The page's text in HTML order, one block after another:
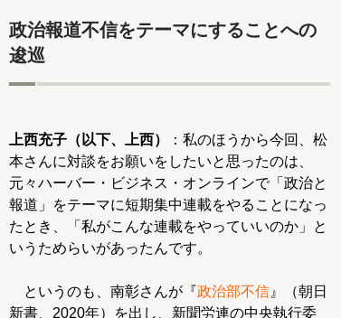
政治報道不信をテーマにすることへの
逡巡
上西充子（以下、上西）
：私のほうから今回、松
本さんに対談をお願いをしたいと思ったのは、
元々ハーバー・ビジネス・オンラインで「政治と
報道」をテーマに短期集中連載をやることになっ
たとき、「私がこんな連載をやっていいのか」と
いうためらいがあったんです。
というのも、南彰さんが『政治部不信 』（朝日
新書、2020年）を出し、新聞労連の中央執行委